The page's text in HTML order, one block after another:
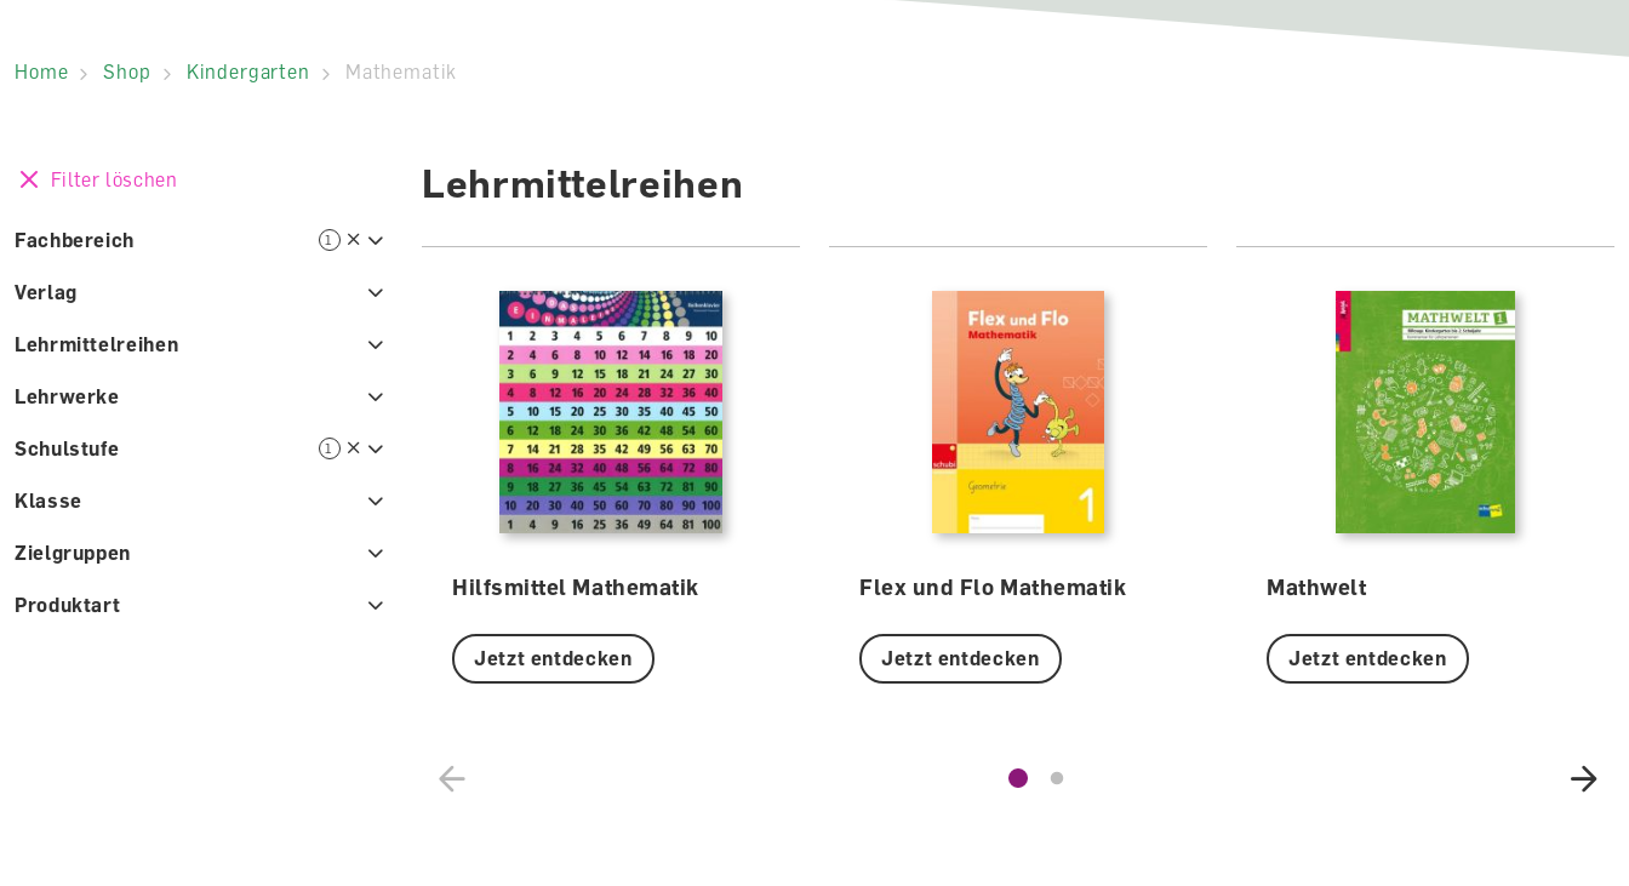
Home Shop Kindergarten Mathematik
Filter löschen
Fachbereich 1
Verlag
Lehrmittelreihen
Lehrwerke
Schulstufe 1
Klasse
Zielgruppen
Produktart
Lehrmittelreihen
Hilfsmittel Mathematik
Jetzt entdecken
Flex und Flo Mathematik
Jetzt entdecken
Mathwelt
Jetzt entdecken